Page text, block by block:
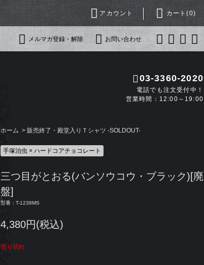
アカウント カート(0)
メルマガ登録・解除 お問い合わせ
03-3360-2020
電話でも注文受付中！
営業時間：12:00～19:00
ホーム > 販売終了・殿堂入りＴシャツ -SOLDOUT-
手塚治虫 × ハードコアチョコレート
三つ目がとおる(バンソウコウ・ブラック)[廃
盤]
型番：T-1238MS
4,380円(税込)
売り切れ